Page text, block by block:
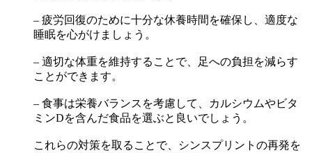
– 疲労回復のために十分な休養時間を確保し、適度な
睡眠を心がけましょう。
– 適切な体重を維持することで、足への負担を減らす
ことができます。
– 食事は栄養バランスを考慮して、カルシウムやビタ
ミンDを含んだ食品を選ぶと良いでしょう。
これらの対策を取ることで、シンスプリントの再発を